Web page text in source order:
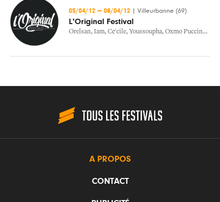
05/04/12 — 08/04/12 Villeurbanne (69)
L'Original Festival
Orelsan, Iam, Ce'cile, Youssoupha, Oxmo Puccino ,
A PROPOS
CONTACT